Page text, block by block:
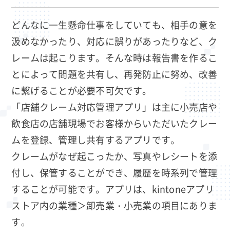
どんなに一生懸命仕事をしていても、相手の意を
汲めなかったり、対応に誤りがあったりなど、ク
レームは起こります。そんな時は報告書を作るこ
とによって問題を共有し、再発防止に努め、改善
に繋げることが必要不可欠です。
「店舗クレーム対応管理アプリ」は主に小売店や
飲食店の店舗現場でお客様からいただいたクレー
ムを登録、管理し共有するアプリです。
クレームがなぜ起こったか、写真やレシートを添
付し、保管することができ、履歴を時系列で管理
することが可能です。アプリは、kintoneアプリ
ストア内の業種＞卸売業・小売業の項目にありま
す。